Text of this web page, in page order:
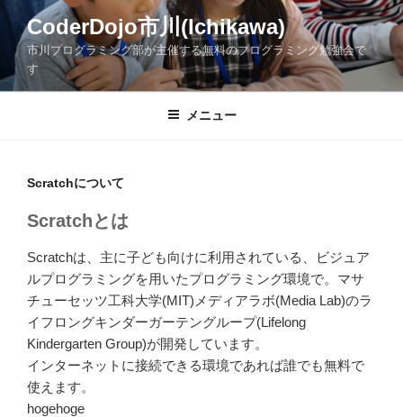
コ
ン
ツ
CoderDojo市川(Ichikawa)
市川プログラミング部が主催する無料のプログラミング勉強会で
す
メニュー
Scratchについて
Scratchとは
Scratchは、主に子ども向けに利用されている、ビジュア
ルプログラミングを用いたプログラミング環境で。マサ
チューセッツ工科大学(MIT)メディアラボ(Media Lab)のラ
イフロングキンダーガーテングループ(Lifelong
Kindergarten Group)が開発しています。
インターネットに接続できる環境であれば誰でも無料で
使えます。
hogehoge